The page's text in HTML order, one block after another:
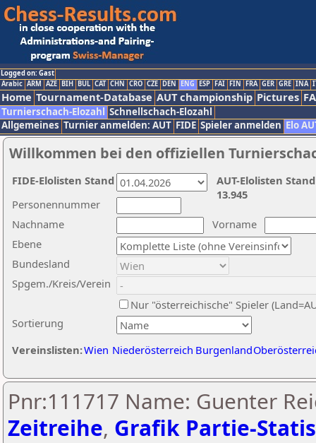
Logged on: Gast
Arabic ARM AZE BIH BUL CAT CHN CRO CZE DEN ENG ESP FAI FIN FRA GER GRE INA
Home Tournament-Database AUT championship Pictures
Turnierschach-Elozahl Schnellschach-Elozahl
Allgemeines Turnier anmelden: AUT FIDE Spieler anmelden Elo
Willkommen bei den offiziellen
Nachname
Vorname
Ebene
Sortierung
Personennummer
Bundesland
Spgem./Kreis/Verein
Nur "österreichische" Spieler
Vereinslisten:Wien Niederösterreich Burgenland
AUT-Elolisten
13.945
FIDE-Elolisten Stand
Pnr:111717 Name: Guenter
Zeitreihe, Grafik Partie-